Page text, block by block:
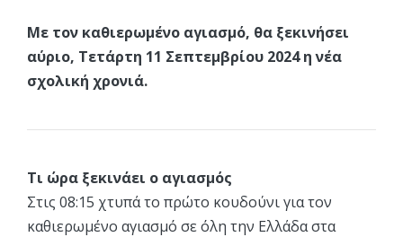
Με τον καθιερωμένο αγιασμό, θα ξεκινήσει
αύριο, Τετάρτη 11 Σεπτεμβρίου 2024 η νέα
σχολική χρονιά.
Τι ώρα ξεκινάει ο αγιασμός
Στις 08:15 χτυπά το πρώτο κουδούνι για τον
καθιερωμένο αγιασμό σε όλη την Ελλάδα στα